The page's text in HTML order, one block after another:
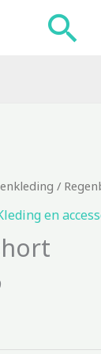
/
en